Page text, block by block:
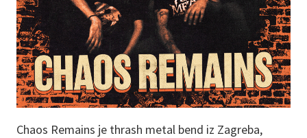
Chaos Remains je thrash metal bend iz Zagreba,